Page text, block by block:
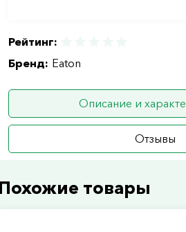
Рейтинг:
Бренд: Eaton
Описание и
Отзывы
товары